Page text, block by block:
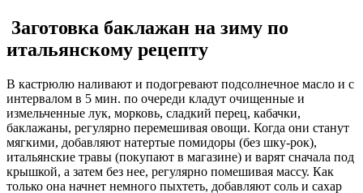
3аготовка баклажан на зиму по
итальянскому рецепту
В кастрюлю наливают и подогревают подсолнечное масло и с
интервалом в 5 мин. по очереди кладут очищенные и
измельченные лук, морковь, сладкий перец, кабачки,
баклажаны, регулярно перемешивая овощи. Когда они станут
мягкими, добавляют натертые помидоры (без шку-рок),
итальянские травы (покупают в магазине) и варят сначала под
крышкой, а затем без нее, регулярно помешивая массу. Как
только она начнет немного пыхтеть, добавляют соль и сахар